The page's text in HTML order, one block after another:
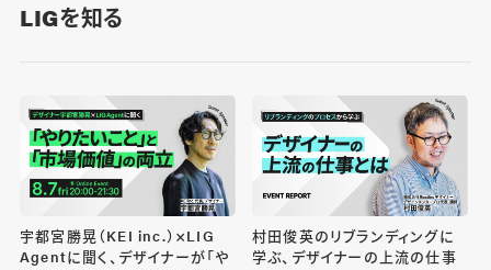
LIGを知る
宇都宮勝晃（KEI inc.）×LIG
Agentに聞く、デザイナーが「や
村田俊英のリブランディングに
学ぶ、デザイナーの上流の仕事